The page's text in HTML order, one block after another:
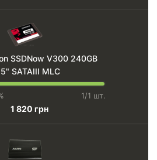
SSDNow V300 240GB
SATAIII MLC
1/1 шт.
1 820 грн